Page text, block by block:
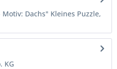
Dachs" Kleines Puzzle,
KG